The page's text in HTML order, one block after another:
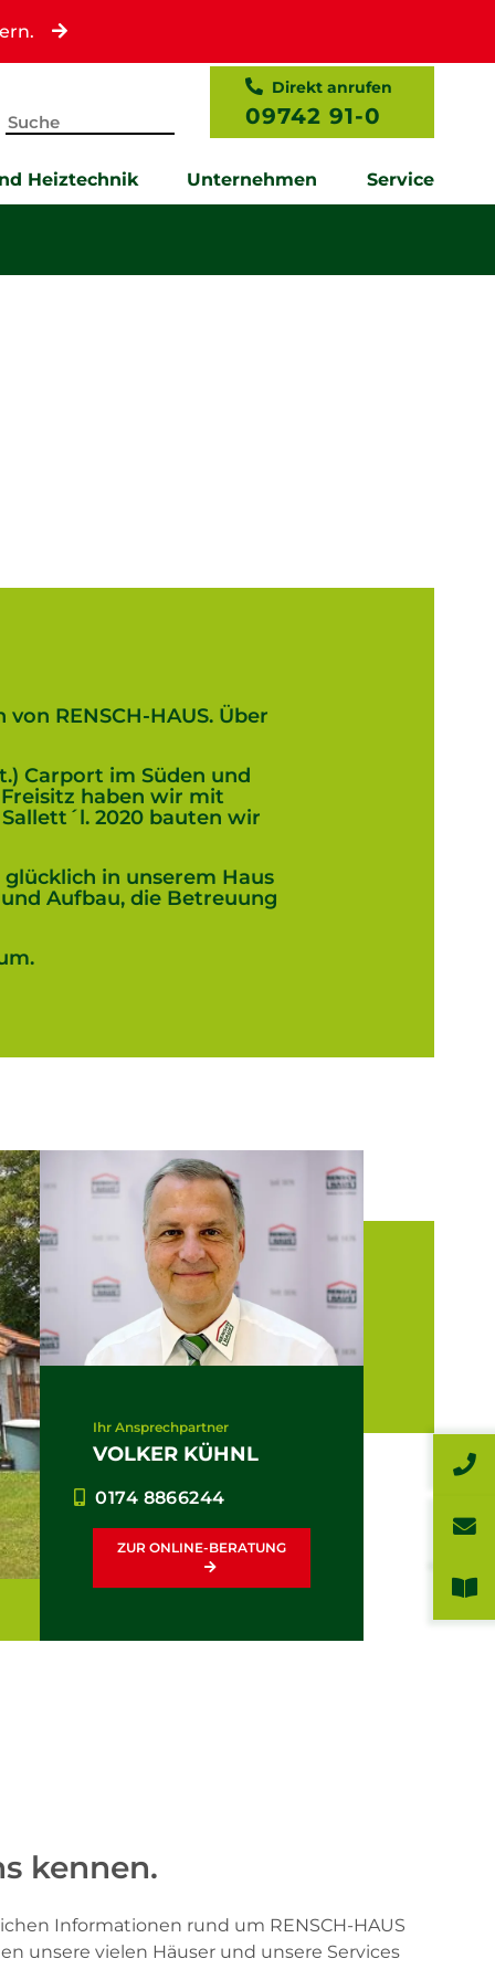
Direkt anrufen
09742 91-0
Heiztechnik Unternehmen Service
RENSCH-HAUS. Über
Carport im Süden und
haben wir mit
2020 bauten wir
in unserem Haus
Aufbau, die Betreuung
Ihr Ansprechpartner
VOLKER KÜHNL
0174 8866244
ZUR ONLINE-BERATUNG
kennen.
Informationen rund um RENSCH-HAUS
unsere vielen Häuser und unsere Services